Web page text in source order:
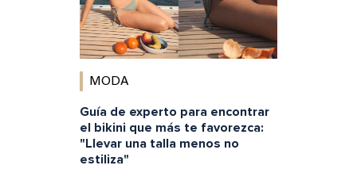
MODA
Guía de experto para encontrar
el bikini que más te favorezca:
"Llevar una talla menos no
estiliza"